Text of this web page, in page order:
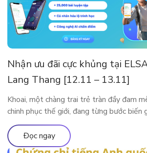
Nhận ưu đãi cực khủng tại
Lang Thang [12.11 – 13.11]
Khoai, một chàng trai trẻ tràn đầy đam
chinh phục thế giới, đang từng bước biến
thành hiện thực. Tuy nhiên, thử thách lớn
đối mặt trên hành trình này là tiếng Anh.
Khoai đã bắt đầu hành […]
Đọc ngay